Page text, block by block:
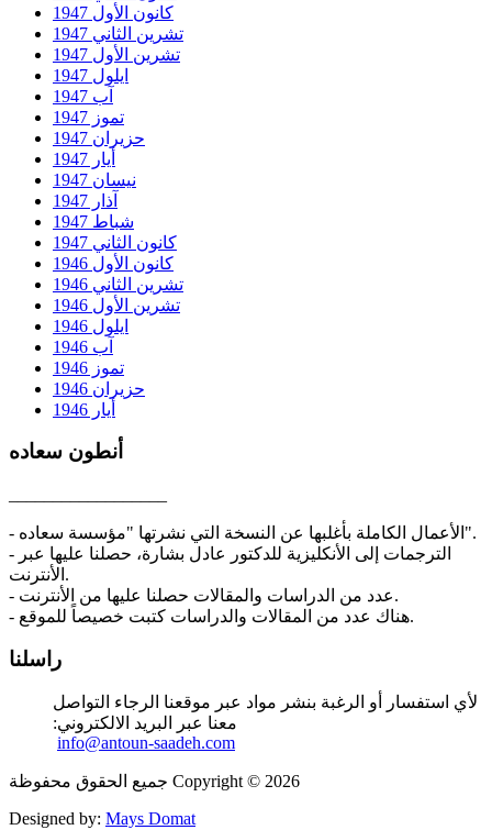
كانون الأول 1947
تشرين الثاني 1947
تشرين الأول 1947
ايلول 1947
آب 1947
تموز 1947
حزيران 1947
أيار 1947
نيسان 1947
آذار 1947
شباط 1947
كانون الثاني 1947
كانون الأول 1946
تشرين الثاني 1946
تشرين الأول 1946
ايلول 1946
آب 1946
تموز 1946
حزيران 1946
أيار 1946
أنطون سعاده
- الأعمال الكاملة بأغلبها عن النسخة التي نشرتها "مؤسسة سعاده".
- الترجمات إلى الأنكليزية للدكتور عادل بشارة، حصلنا عليها عبر
الأنترنت.
- عدد من الدراسات والمقالات حصلنا عليها من الأنترنت.
- هناك عدد من المقالات والدراسات كتبت خصيصاً للموقع.
راسلنا
لأي استفسار أو الرغبة بنشر مواد عبر موقعنا الرجاء التواصل
معنا عبر البريد الالكتروني:
info@antoun-saadeh.com
جميع الحقوق محفوظة Copyright © 2026
Designed by: Mays Domat